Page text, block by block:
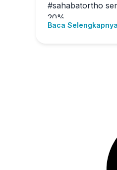
#sahabatortho
20%
Baca Selengkapnya